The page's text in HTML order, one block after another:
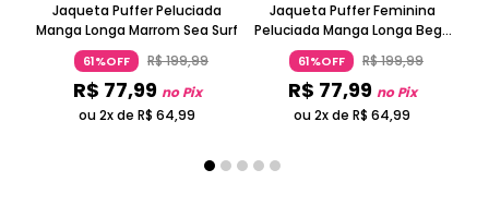
Jaqueta Puffer Peluciada
Manga Longa Marrom Sea Surf
61%OFF R$199,99
R$ 77,99 no Pix
ou 2x de R$ 64,99
Jaqueta Puffer Feminina
Peluciada Manga Longa Bege
Sea Surf
61%OFF R$199,99
R$ 77,99 no Pix
ou 2x de R$ 64,99